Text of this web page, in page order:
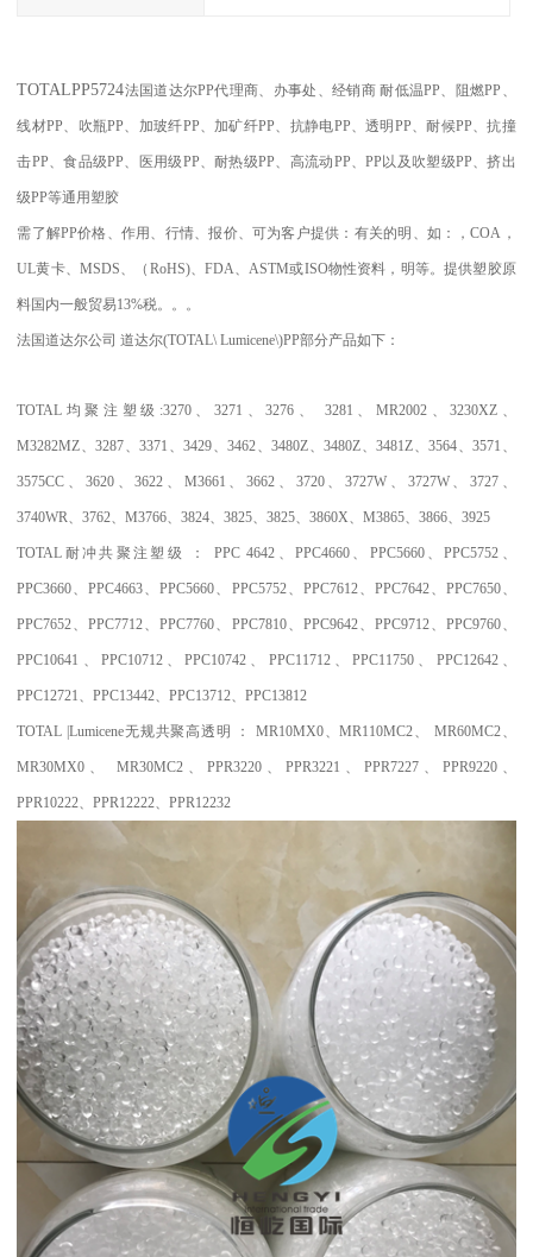
TOTALPP5724法国道达尔PP代理商、办事处、经销商耐低温PP、阻燃PP 、
线材PP、吹瓶PP、加玻纤PP、加矿纤PP、抗静电PP、透明 PP、耐候PP、抗撞
击PP、食品级PP、医用级PP、耐热级PP、高流动PP、PP 以及吹塑级PP、挤出
级PP等通用塑胶
需了解PP价格、作用、行情、报价、可为客户提供：有关的明、如：，COA ，
UL黄卡、 MSDS、 （ RoHS)、 FDA、ASTM或ISO物性资料，明等。提供塑胶原
料国内一般贸易13%税。。。
法国道达尔公司 道达尔(TOTAL\ Lumicene\)PP部分产品如下：
TOTAL 均聚注塑级 :3270、 3271 、3276 、 3281 、 MR2002、3230XZ 、
M3282MZ、3287、3371 、3429、3462、3480Z、3480Z、3481Z、3564、3571 、
3575CC 、 3620、3622 、 M3661 、3662 、 3720、3727W 、 3727W、 3727、
3740WR、3762、M3766、3824、3825、3825、3860X、M3865、3866、3925
TOTAL 耐冲共聚注塑级 ：PPC 4642 、PPC4660 、 PPC5660、PPC5752 、
PPC3660、PPC4663、PPC5660、 PPC5752、 PPC7612、 PPC7642、 PPC7650、
PPC7652、PPC7712、PPC7760、 PPC7810、 PPC9642、 PPC9712、 PPC9760、
PPC10641 、 PPC10712、PPC10742 、 PPC11712、PPC11750 、 PPC12642、
PPC12721、PPC13442、PPC13712、PPC13812
TOTAL |Lumicene无规共聚高透明 ： MR10MX0、MR110MC2、 MR60MC2、
MR30MX0 、MR30MC2 、PPR3220 、 PPR3221 、 PPR7227、 PPR9220、
PPR10222、PPR12222、PPR12232